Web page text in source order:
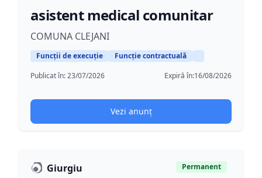
asistent medical comunitar
COMUNA CLEJANI
Funcții de execuție
Funcție contractuală
Publicat în:23/07/2026 Expiră în:16/08/2026
Vezi anunț
Giurgiu Permanent